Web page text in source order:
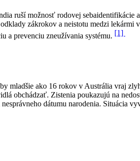
ruší možnosť rodovej sebaidentifikácie
zákrokov a neistotu medzi lekármi
a prevenciu zneužívania systému. [1]
mladšie ako 16 rokov v Austrália vraj
obchádzať. Zistenia poukazujú na
dátumu narodenia. Situácia